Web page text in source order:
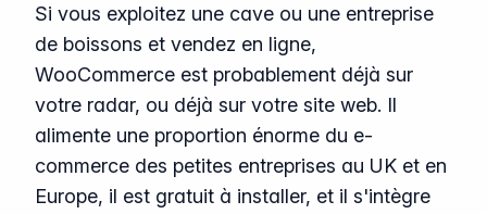
Si vous exploitez une cave ou une entreprise
de boissons et vendez en ligne,
WooCommerce est probablement déjà sur
votre radar, ou déjà sur votre site web. Il
alimente une proportion énorme du e-
commerce des petites entreprises au UK et en
Europe, il est gratuit à installer, et il s'intègre